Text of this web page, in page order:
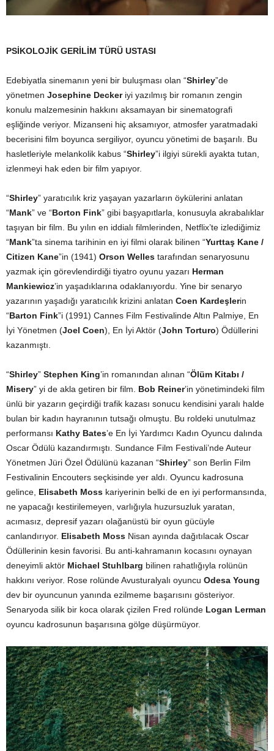
PSİKOLOJİK GERİLİM TÜRÜ USTASI
Edebiyatla sinemanın yeni bir buluşması olan “Shirley”de
yönetmen Josephine Deckeriyi yazılmış bir romanın zengin
konulu malzemesinin hakkını aksamayan bir sinematografi
eşliğinde veriyor. Mizanseni hiç aksamıyor, atmosfer yaratmadaki
becerisini film boyunca sergiliyor, oyuncu yönetimi de başarılı. Bu
hasletleriyle melankolik kabus “Shirley”i ilgiyi sürekli ayakta tutan,
izlenmeyi hak eden bir film yapıyor.
“Shirley” yaratıcılık kriz yaşayan yazarların öykülerini anlatan
“Mank” ve “Borton Fink” gibi başyapıtlarla, konusuyla akrabalıklar
taşıyan bir film. Bu yılın en iddialı filmlerinden, Netflix’te izlediğimiz
“Mank”ta sinema tarihinin en iyi filmi olarak bilinen “Yurttaş Kane /
Citizen Kane”in (1941) Orson Welles tarafından senaryosunu
yazmak için görevlendirdiği tiyatro oyunu yazarı Herman
Mankiewicz’in yaşadıklarına odaklanıyordu. Yine bir senaryo
yazarının yaşadığı yaratıcılık krizini anlatan Coen Kardeşlerin
“Barton Fink”i (1991) Cannes Film Festivalinde Altın Palmiye, En
İyi Yönetmen (Joel Coen), En İyi Aktör (John Torturo) Ödüllerini
kazanmıştı.
“Shirley” Stephen King’in romanından alınan “Ölüm Kitabı /
Misery” yi de akla getiren bir film. Bob Reiner’in yönetimindeki film
ünlü bir yazarın geçirdiği trafik kazası sonucu kendisini yaralı halde
bulan bir kadın hayranının tutsağı olmuştu. Bu roldeki unutulmaz
performansı Kathy Bates’e En İyi Yardımcı Kadın Oyuncu dalında
Oscar Ödülü kazandırmıştı. Sundance Film Festivali’nde Auteur
Yönetmen Jüri Özel Ödülünü kazanan “Shirley” son Berlin Film
Festivalinin Encouters seçkisinde yer aldı. Oyuncu kadrosuna
gelince, Elisabeth Moss kariyerinin belki de en iyi performansında,
ne yapacağı kestirilemeyen, varlığıyla huzursuzluk yaratan,
acımasız, depresif yazarı olağanüstü bir oyun gücüyle
canlandırıyor. Elisabeth Moss Nisan ayında dağıtılacak Oscar
Ödüllerinin kesin favorisi. Bu anti-kahramanın kocasını oynayan
deneyimli aktör Michael Stuhlbarg bilinen rahatlığıyla rolünün
hakkını veriyor. Rose rolünde Avusturalyalı oyuncu Odesa Young
dev bir oyuncunun yanında ezilmeme başarısını gösteriyor.
Senaryoda silik bir koca olarak çizilen Fred rolünde Logan Lerman
oyuncu kadrosunun başarısına gölge düşürmüyor.